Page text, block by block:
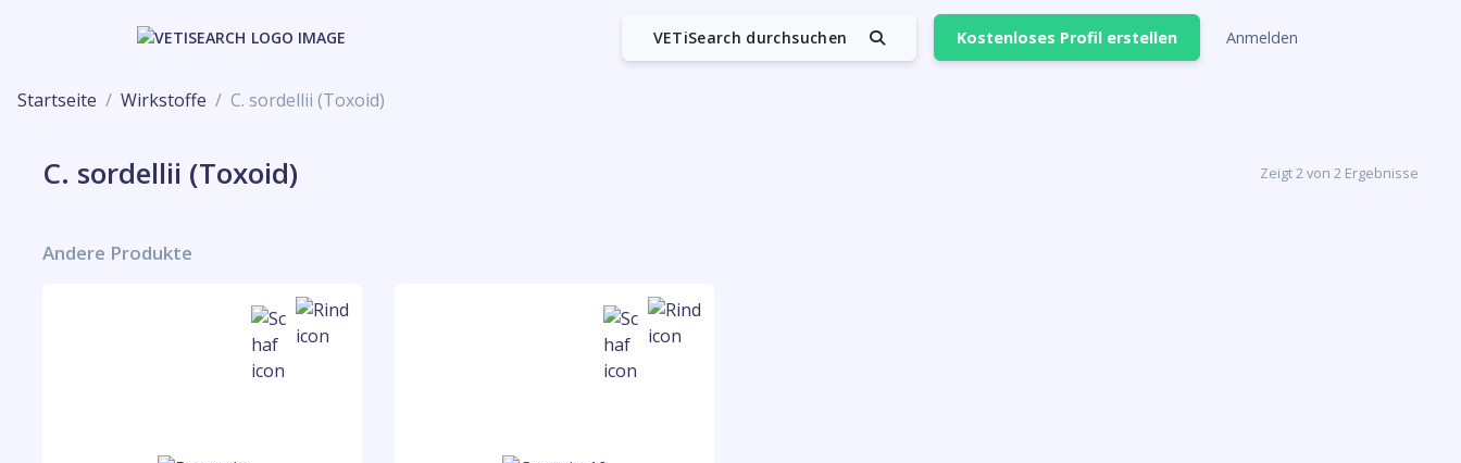
VETiSearch durchsuchen Kostenloses Profil erstellen Anmelden
Startseite Wirkstoffe C. sordellii (Toxoid)
C. sordellii (Toxoid) Zeigt 2 von 2 Ergebnisse
Andere Produkte